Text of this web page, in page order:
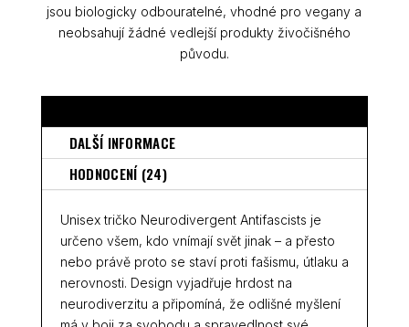
jsou biologicky odbouratelné, vhodné pro vegany a
neobsahují žádné vedlejší produkty živočišného
původu.
DALŠÍ INFORMACE
HODNOCENÍ (24)
Unisex tričko Neurodivergent Antifascists je
určeno všem, kdo vnímají svět jinak – a přesto
nebo právě proto se staví proti fašismu, útlaku a
nerovnosti. Design vyjadřuje hrdost na
neurodiverzitu a připomíná, že odlišné myšlení